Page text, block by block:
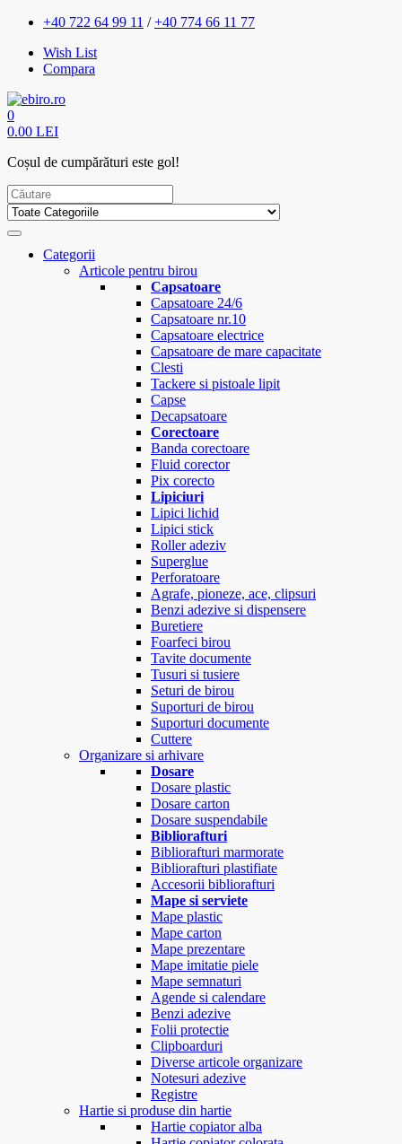
+40 722 64 99 11 /+40 774 66 11 77
Wish List
Compara
0
0.00 LEI
Coșul de cumpărături este gol!
Categorii
Articole pentru birou
Capsatoare
Capsatoare 24/6
Capsatoare nr.10
Capsatoare electrice
Capsatoare de mare capacitate
Clesti
Tackere si pistoale lipit
Capse
Decapsatoare
Corectoare
Banda corectoare
Fluid corector
Pix corecto
Lipiciuri
Lipici lichid
Lipici stick
Roller adeziv
Superglue
Perforatoare
Agrafe, pioneze, ace, clipsuri
Benzi adezive si dispensere
Buretiere
Foarfeci birou
Tavite documente
Tusuri si tusiere
Seturi de birou
Suporturi de birou
Suporturi documente
Cuttere
Organizare si arhivare
Dosare
Dosare plastic
Dosare carton
Dosare suspendabile
Bibliorafturi
Bibliorafturi marmorate
Bibliorafturi plastifiate
Accesorii bibliorafturi
Mape si serviete
Mape plastic
Mape carton
Mape prezentare
Mape imitatie piele
Mape semnaturi
Agende si calendare
Benzi adezive
Folii protectie
Clipboarduri
Diverse articole organizare
Notesuri adezive
Registre
Hartie si produse din hartie
Hartie copiator alba